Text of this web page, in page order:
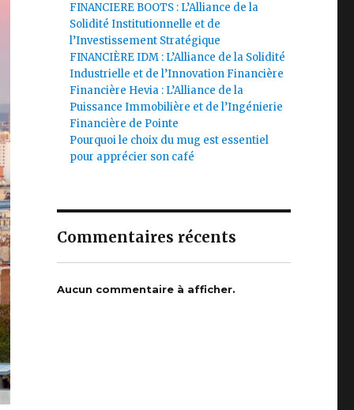
FINANCIERE BOOTS : L’Alliance de la
Solidité Institutionnelle et de
l’Investissement Stratégique
FINANCIÈRE IDM : L’Alliance de la Solidité
Industrielle et de l’Innovation Financière
Financière Hevia : L’Alliance de la
Puissance Immobilière et de l’Ingénierie
Financière de Pointe
Pourquoi le choix du mug est essentiel
pour apprécier son café
Commentaires récents
Aucun commentaire à afficher.